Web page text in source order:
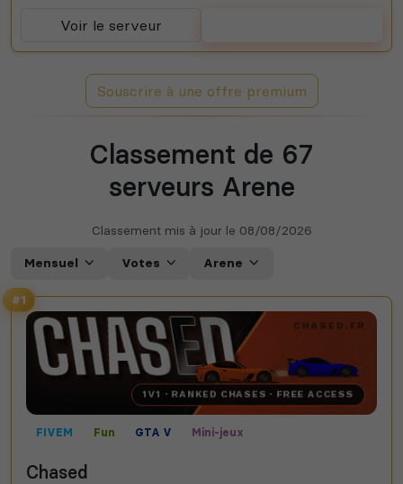
Voir le serveur
Souscrire à une offre premium
Classement de 67
serveurs Arene
Classement mis à jour le 08/08/2026
Mensuel Votes Arene
#1
FIVEM Fun GTA V
Mini-jeux
Chased